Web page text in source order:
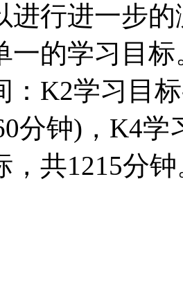
进行进一步
一的学习目
：K2学习目
分钟)，K4学
，共1215分